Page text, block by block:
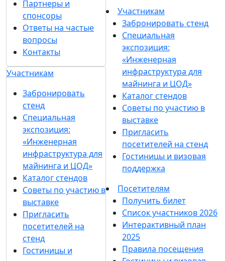
Партнеры и
спонсоры
Ответы на частые
вопросы
Контакты
Участникам
Забронировать
стенд
Специальная
экспозиция:
«Инженерная
инфраструктура для
майнинга и ЦОД»
Каталог стендов
Советы по участию в
выставке
Пригласить
посетителей на
стенд
Гостиницы и
Участникам
Забронировать стенд
Специальная
экспозиция:
«Инженерная
инфраструктура для
майнинга и ЦОД»
Каталог стендов
Советы по участию в
выставке
Пригласить
посетителей на стенд
Гостиницы и визовая
поддержка
Посетителям
Получить билет
Список участников 2026
Интерактивный план
2025
Правила посещения